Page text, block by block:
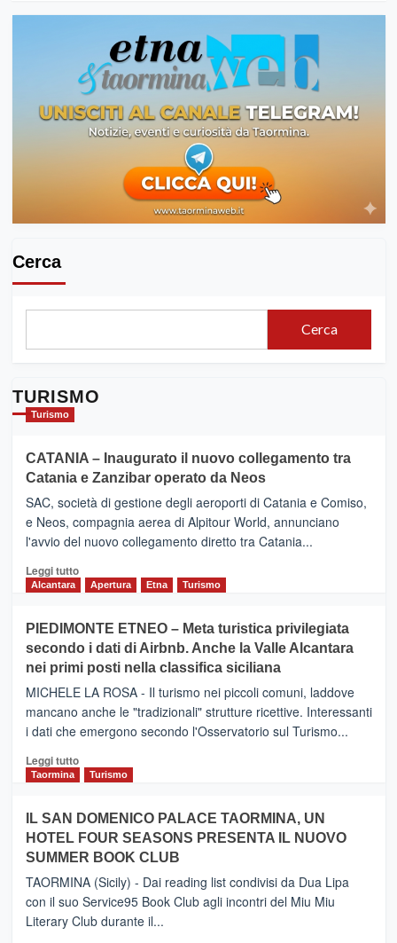
Cerca
Cerca
TURISMO
Turismo
CATANIA – Inaugurato il nuovo collegamento tra
Catania e Zanzibar operato da Neos
SAC, società di gestione degli aeroporti di Catania e Comiso,
e Neos, compagnia aerea di Alpitour World, annunciano
l'avvio del nuovo collegamento diretto tra Catania...
Leggi tuttoLeggi
CATANIA
–
Inaugurato
il
nuovo
collegamento
tra
e
Zanzibar
da
Neos
Alcantara Apertura Etna Turismo
PIEDIMONTE ETNEO – Meta turistica privilegiata
secondo i dati di Airbnb. Anche la Valle Alcantara
nei primi posti nella classifica siciliana
MICHELE LA ROSA - Il turismo nei piccoli comuni, laddove
mancano anche le "tradizionali" strutture ricettive. Interessanti
i dati che emergono secondo l'Osservatorio sul Turismo...
Leggi tuttoLeggi
PIEDIMONTE
ETNEO
–
Meta
turistica
privilegiata
secondo
Taormina Turismo
IL SAN DOMENICO PALACE TAORMINA, UN
HOTEL FOUR SEASONS PRESENTA IL NUOVO
SUMMER BOOK CLUB
TAORMINA (Sicily) - Dai reading list condivisi da Dua Lipa
con il suo Service95 Book Club agli incontri del Miu Miu
Literary Club durante il...